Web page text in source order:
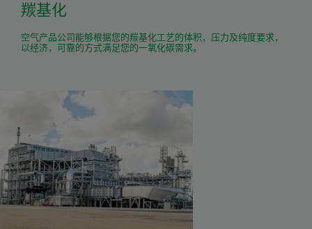
羰基化
空气产品公司能够根据您的羰基化工艺的体积，压力及纯度要求，
以经济，可靠的方式满足您的一氧化碳需求。